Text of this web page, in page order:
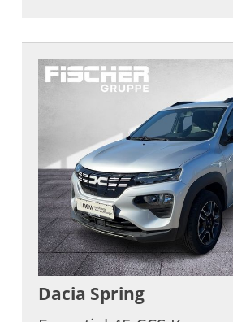
Dacia Spring